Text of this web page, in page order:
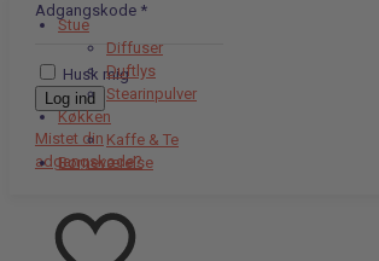
Adgangskode *
Husk mig
Log ind
Mistet din
adgangskode?
Stue
Diffuser
Duftlys
Stearinpulver
Køkken
Kaffe & Te
Børneværelse